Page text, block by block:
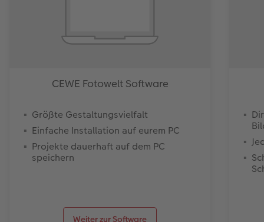
CEWE Fotowelt Software
Größte Gestaltungsvielfalt
Einfache Installation auf eurem PC
Projekte dauerhaft auf dem PC
speichern
Weiter zur Software